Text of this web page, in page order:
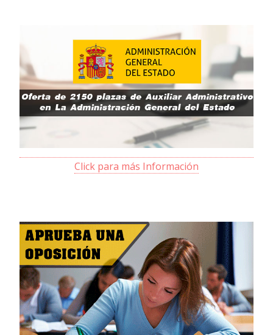
Click para más Información